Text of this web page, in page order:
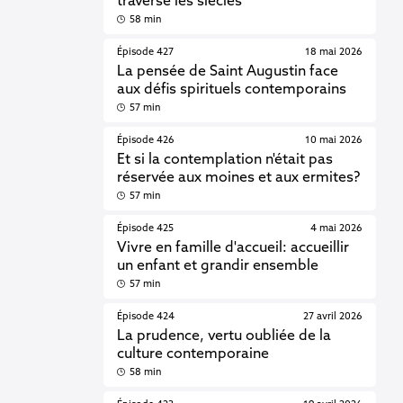
58 min
Épisode 427
La pensée de Saint Augustin face
aux défis spirituels contemporains
18 mai 2026
57 min
Épisode 426
Et si la contemplation n'était pas
réservée aux moines et aux ermites?
10 mai 2026
57 min
Épisode 425
Vivre en famille d'accueil: accueillir
un enfant et grandir ensemble
4 mai 2026
57 min
Épisode 424
La prudence, vertu oubliée de la
culture contemporaine
27 avril 2026
58 min